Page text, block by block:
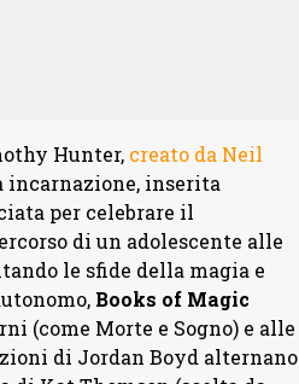
Hunter, creato da Neil
incarnazione, inserita
per celebrare il
di un adolescente alle
le sfide della magia e
Books of Magic
(come Morte e Sogno) e alle
di Jordan Boyd alternano